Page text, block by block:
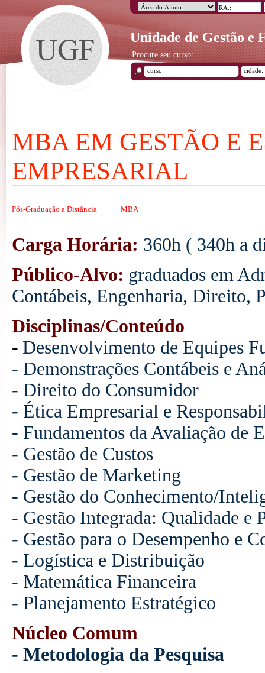
Unidade de Gestão e
Procure seu curso:
MBA EM GESTÃO E
EMPRESARIAL
Pós-Graduação a Distância MBA
Carga Horária: 360h ( 340h a
Público-Alvo: graduados em
Contábeis, Engenharia, Direito,
Disciplinas/Conteúdo
- Desenvolvimento de Equipes
- Demonstrações Contábeis e
- Direito do Consumidor
- Ética Empresarial e
- Fundamentos da Avaliação de
- Gestão de Custos
- Gestão de Marketing
- Gestão do Conhecimento/
- Gestão Integrada: Qualidade e
- Gestão para o Desempenho e
- Logística e Distribuição
- Matemática Financeira
- Planejamento Estratégico
Núcleo Comum
- Metodologia da Pesquisa